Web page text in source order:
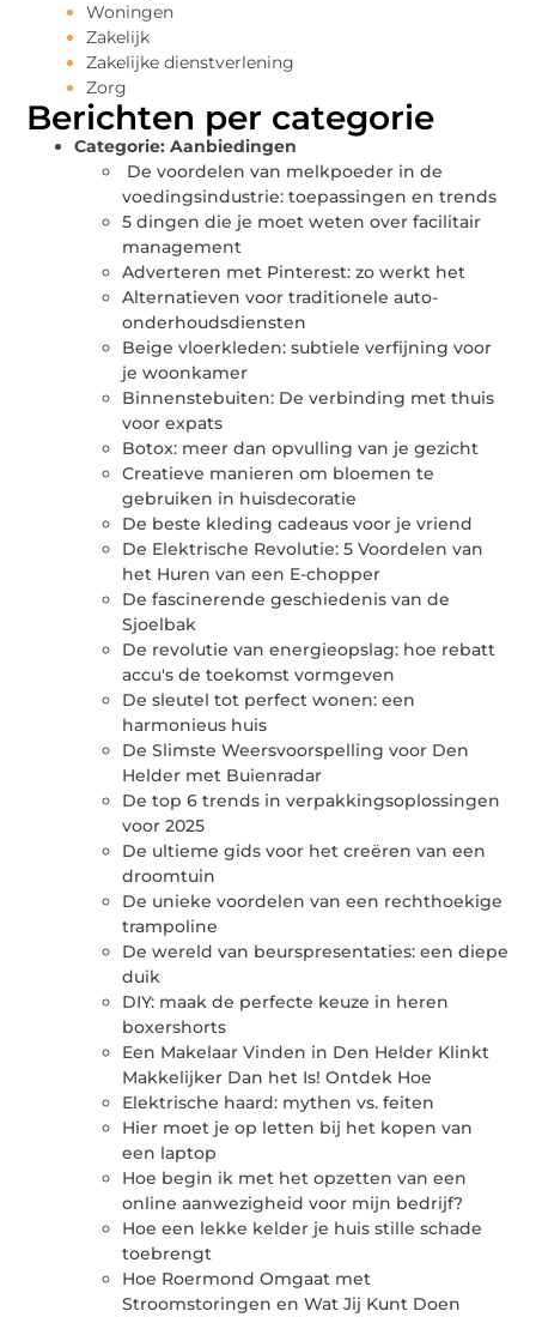
Berichten per categorie
Categorie: Aanbiedingen
De voordelen van melkpoeder in de
voedingsindustrie: toepassingen en trends
5 dingen die je moet weten over facilitair
management
Adverteren met Pinterest: zo werkt het
Alternatieven voor traditionele auto-
onderhoudsdiensten
Beige vloerkleden: subtiele verfijning voor
je woonkamer
Binnenstebuiten: De verbinding met thuis
voor expats
Botox: meer dan opvulling van je gezicht
Creatieve manieren om bloemen te
gebruiken in huisdecoratie
De beste kleding cadeaus voor je vriend
De Elektrische Revolutie: 5 Voordelen van
het Huren van een E-chopper
De fascinerende geschiedenis van de
Sjoelbak
De revolutie van energieopslag: hoe rebatt
accu's de toekomst vormgeven
De sleutel tot perfect wonen: een
harmonieus huis
De Slimste Weersvoorspelling voor Den
Helder met Buienradar
De top 6 trends in verpakkingsoplossingen
voor 2025
De ultieme gids voor het creëren van een
droomtuin
De unieke voordelen van een rechthoekige
trampoline
De wereld van beurspresentaties: een diepe
duik
DIY: maak de perfecte keuze in heren
boxershorts
Een Makelaar Vinden in Den Helder Klinkt
Makkelijker Dan het Is! Ontdek Hoe
Elektrische haard: mythen vs. feiten
Hier moet je op letten bij het kopen van
een laptop
Hoe begin ik met het opzetten van een
online aanwezigheid voor mijn bedrijf?
Hoe een lekke kelder je huis stille schade
toebrengt
Hoe Roermond Omgaat met
Stroomstoringen en Wat Jij Kunt Doen
Woningen
Zakelijk
Zakelijke dienstverlening
Zorg